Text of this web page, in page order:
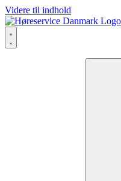
Videre til indhold